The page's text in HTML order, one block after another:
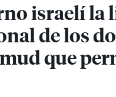
israelí la
de los
que